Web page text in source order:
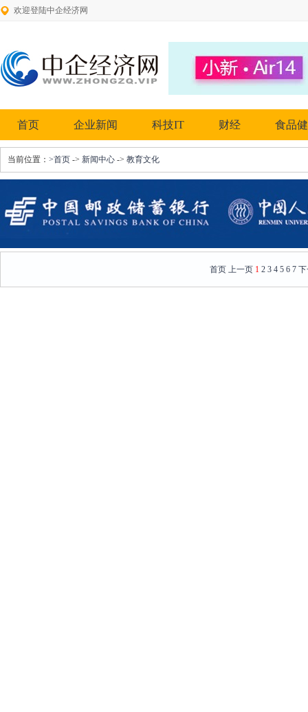
欢迎登陆中企经济网
首页 企业新闻 科技IT 财经 食品
当前位置： >首页 -> 新闻中心 -> 教育文化
首页 上一页 1 2 3 4 5 6 7